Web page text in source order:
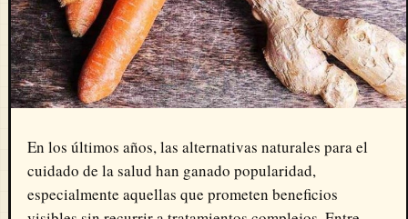
En los últimos años, las alternativas naturales para el
cuidado de la salud han ganado popularidad,
especialmente aquellas que prometen beneficios